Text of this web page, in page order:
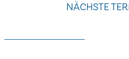
NÄCHSTE